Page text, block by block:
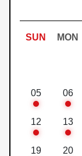
SUN MON
05 06
12 13
19 20